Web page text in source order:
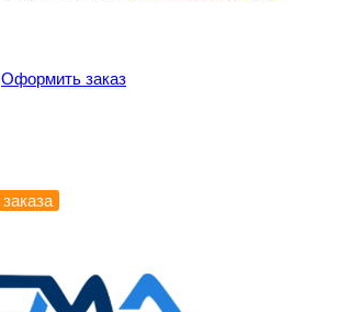
Оформить заказ